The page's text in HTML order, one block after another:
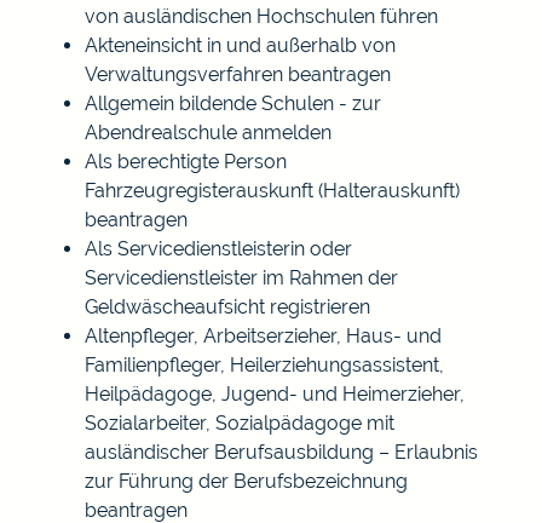
von ausländischen Hochschulen führen
Akteneinsicht in und außerhalb von
Verwaltungsverfahren beantragen
Allgemein bildende Schulen - zur
Abendrealschule anmelden
Als berechtigte Person
Fahrzeugregisterauskunft (Halterauskunft)
beantragen
Als Servicedienstleisterin oder
Servicedienstleister im Rahmen der
Geldwäscheaufsicht registrieren
Altenpfleger, Arbeitserzieher, Haus- und
Familienpfleger, Heilerziehungsassistent,
Heilpädagoge, Jugend- und Heimerzieher,
Sozialarbeiter, Sozialpädagoge mit
ausländischer Berufsausbildung – Erlaubnis
zur Führung der Berufsbezeichnung
beantragen